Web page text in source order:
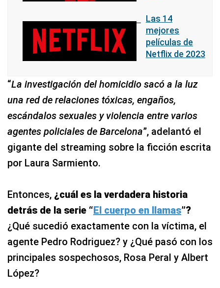
Las 14
mejores
películas de
Netflix de 2023
“La investigación del homicidio sacó a la luz
una red de relaciones tóxicas, engaños,
escándalos sexuales y violencia entre varios
agentes policiales de Barcelona”, adelantó el
gigante del streaming sobre la ficción escrita
por Laura Sarmiento.
Entonces, ¿cuál es la verdadera historia
detrás de la serie “El cuerpo en llamas”?
¿Qué sucedió exactamente con la víctima, el
agente Pedro Rodriguez? y ¿Qué pasó con los
principales sospechosos, Rosa Peral y Albert
López?